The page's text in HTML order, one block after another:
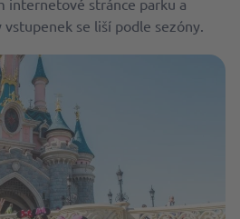
internetové stránce parku a
se liší podle sezóny.